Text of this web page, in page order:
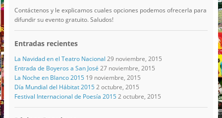
Contáctenos y le explicamos cuales opciones podemos ofrecerla para
difundir su evento gratuito. Saludos!
Entradas recientes
La Navidad en el Teatro Nacional 29 noviembre, 2015
Entrada de Boyeros a San José 27 noviembre, 2015
La Noche en Blanco 2015 19 noviembre, 2015
Día Mundial del Hábitat 2015 2 octubre, 2015
Festival Internacional de Poesía 2015 2 octubre, 2015